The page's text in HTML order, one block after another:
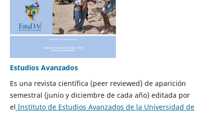
Estudios Avanzados
Es una revista científica (peer reviewed) de aparición
semestral (junio y diciembre de cada año) editada por
el Instituto de Estudios Avanzados de la Universidad de